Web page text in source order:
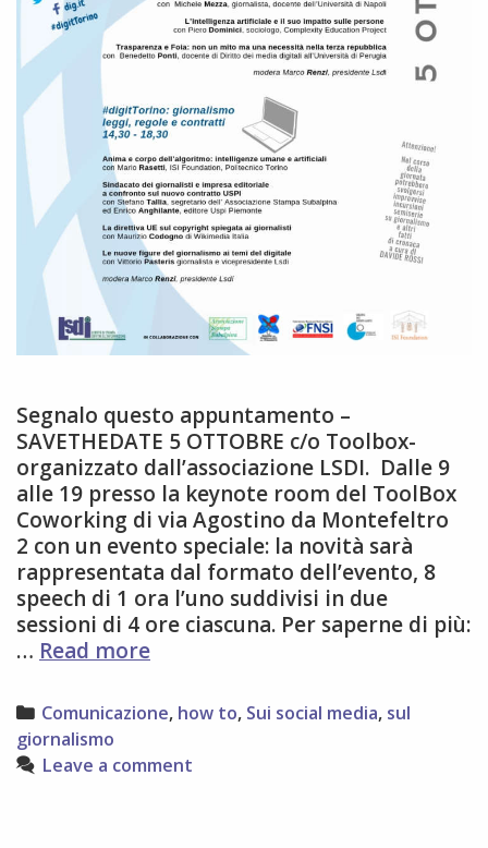
Segnalo questo appuntamento –
SAVETHEDATE 5 OTTOBRE c/o Toolbox-
organizzato dall’associazione LSDI. Dalle 9
alle 19 presso la keynote room del ToolBox
Coworking di via Agostino da Montefeltro
2 con un evento speciale: la novità sarà
rappresentata dal formato dell’evento, 8
speech di 1 ora l’uno suddivisi in due
sessioni di 4 ore ciascuna. Per saperne di più:
… Read moreDomani
ottobre
2018
digitTorino!
Categories
Comunicazione, how to, Sui social media, sul
giornalismo
Leave a comment